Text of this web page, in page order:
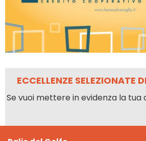
ECCELLENZE SELEZIONATE
Se vuoi mettere in evidenza la tua